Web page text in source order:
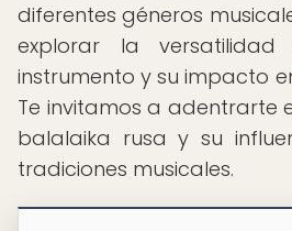
diferentes géneros
explorar la
instrumento y su impacto
Te invitamos a adentrarte
balalaika rusa y su
tradiciones musicales.